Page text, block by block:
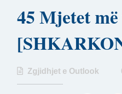
45 Mjetet
Zgjidhjet e Outlook